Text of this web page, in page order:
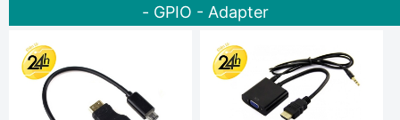
- GPIO - Adapter